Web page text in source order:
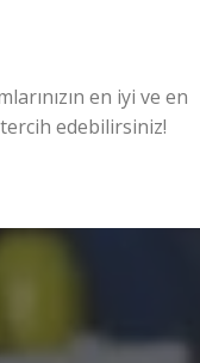
en iyi ve en
edebilirsiniz!